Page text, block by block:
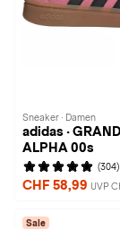
Sneaker · Damen
adidas ·
ALPHA 00s
(304)
CHF 58,99 UVP
Sale